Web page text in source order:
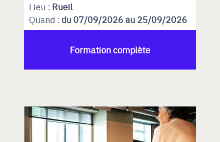
Lieu : Rueil
Quand : du 07/09/2026 au 25/09/2026
Formation complète